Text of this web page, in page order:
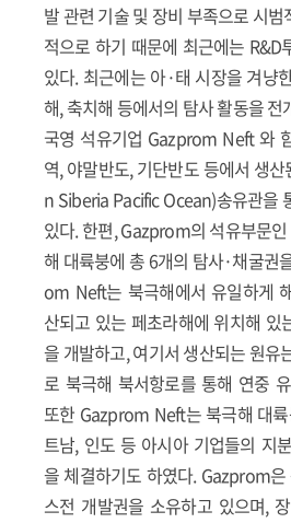
발 관련 기술 및 장비 부족으로 시
적으로 하기 때문에 최근에는 R&D
있다. 최근에는 아·태 시장을 겨냥
해, 축치해 등에서의 탐사 활동을
국영 석유기업 Gazprom Neft 와
역, 야말반도, 기단반도 등에서 생
n Siberia Pacific Ocean)송유관을
있다. 한편, Gazprom의 석유부문
해 대륙붕에 총 6개의 탐사·채굴권
om Neft는 북극해에서 유일하게
산되고 있는 페초라해에 위치해
을 개발하고, 여기서 생산되는 원유
로 북극해 북서항로를 통해 연중
또한 Gazprom Neft는 북극해 대
트남, 인도 등 아시아 기업들의 지
을 체결하기도 하였다. Gazprom
스전 개발권을 소유하고 있으며,